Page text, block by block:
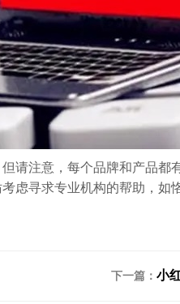
请注意，每个品牌和产品都
虑寻求专业机构的帮助，如
下一篇： 小